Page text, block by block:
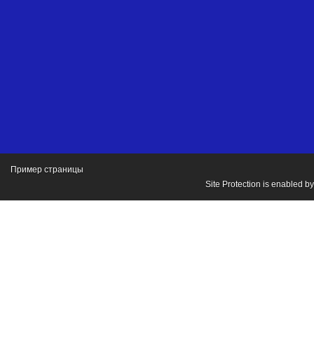
Пример страницы
Site Protection is enabled